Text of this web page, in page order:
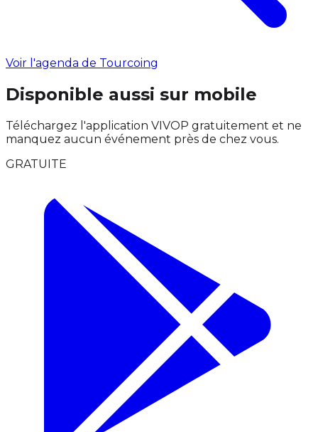
Voir l'agenda de Tourcoing
Disponible aussi sur mobile
Téléchargez l'application VIVOP gratuitement et ne
manquez aucun événement près de chez vous.
GRATUITE